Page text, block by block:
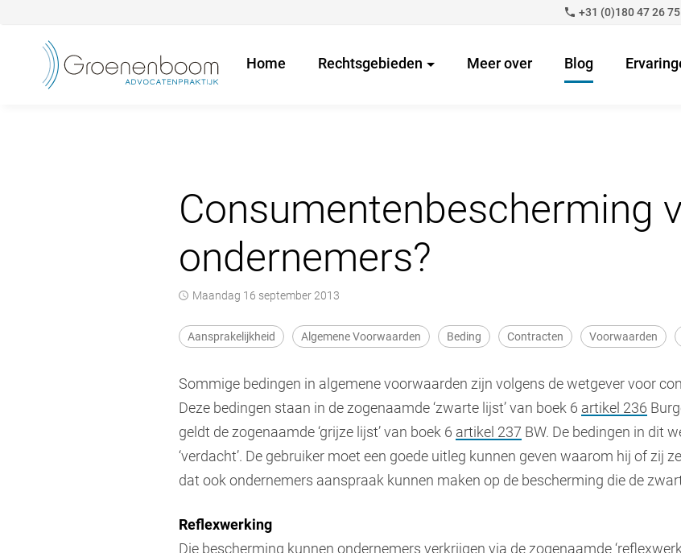
+31 (0)180 47 26 75
Home Rechtsgebieden Meer over Blog
Consumentenbescherming
ondernemers?
maandag 16 september 2013
Aansprakelijkheid Algemene Voorwaarden Beding Contracten Voorwaarden
Sommige bedingen in algemene voorwaarden zijn volgens de wetgever voor
Deze bedingen staan in de zogenaamde ‘zwarte lijst’ van boek 6 artikel 236
geldt de zogenaamde ‘grijze lijst’ van boek 6 artikel 237 BW. De bedingen in dit
‘verdacht’. De gebruiker moet een goede uitleg kunnen geven waarom hij of zij
dat ook ondernemers aanspraak kunnen maken op de bescherming die de
Reflexwerking
Die bescherming kunnen ondernemers verkrijgen via de zogenaamde